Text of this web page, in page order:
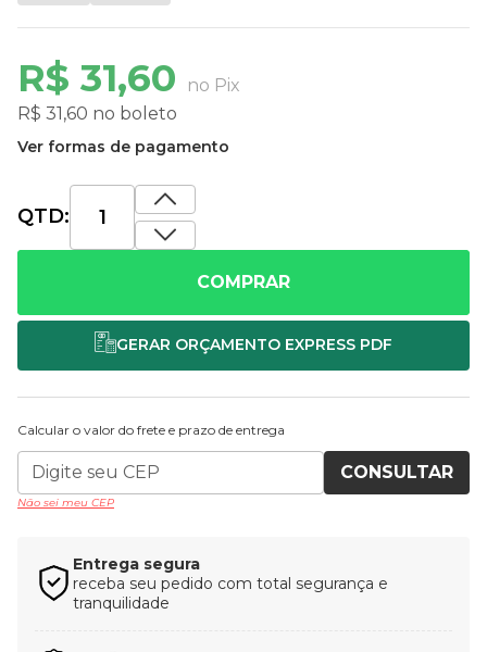
R$ 31,60
no Pix
R$ 31,60 no boleto
Ver formas de pagamento
QTD:
COMPRAR
Calcular o valor do frete e prazo de entrega
CONSULTAR
Não sei meu CEP
Entrega segura
receba seu pedido com total segurança e
tranquilidade